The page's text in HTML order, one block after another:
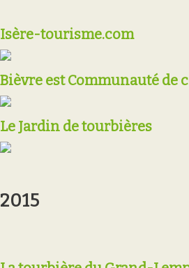
Isère-tourisme.com
Bièvre est Communauté de
Le Jardin de tourbières
2015